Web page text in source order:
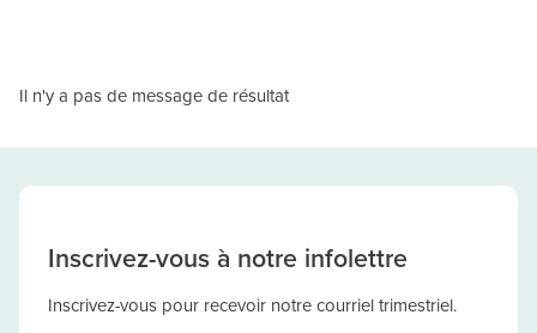
Il n'y a pas de message de résultat
Inscrivez-vous à notre infolettre
Inscrivez-vous pour recevoir notre courriel trimestriel.